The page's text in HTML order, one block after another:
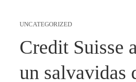
UNCATEGORIZED
Credit Suisse
un salvavidas